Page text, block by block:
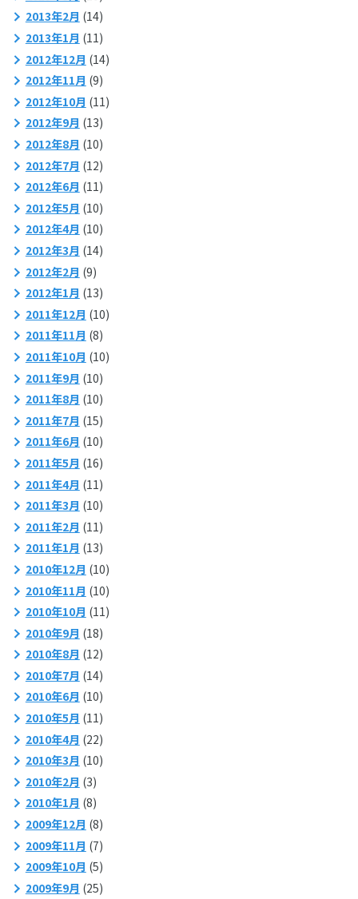
2013年2月 (14)
2013年1月 (11)
2012年12月 (14)
2012年11月 (9)
2012年10月 (11)
2012年9月 (13)
2012年8月 (10)
2012年7月 (12)
2012年6月 (11)
2012年5月 (10)
2012年4月 (10)
2012年3月 (14)
2012年2月 (9)
2012年1月 (13)
2011年12月 (10)
2011年11月 (8)
2011年10月 (10)
2011年9月 (10)
2011年8月 (10)
2011年7月 (15)
2011年6月 (10)
2011年5月 (16)
2011年4月 (11)
2011年3月 (10)
2011年2月 (11)
2011年1月 (13)
2010年12月 (10)
2010年11月 (10)
2010年10月 (11)
2010年9月 (18)
2010年8月 (12)
2010年7月 (14)
2010年6月 (10)
2010年5月 (11)
2010年4月 (22)
2010年3月 (10)
2010年2月 (3)
2010年1月 (8)
2009年12月 (8)
2009年11月 (7)
2009年10月 (5)
2009年9月 (25)